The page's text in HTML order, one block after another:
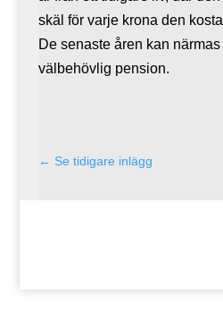
skäl för varje krona den
De senaste åren kan
välbehövlig pension.
← Se tidigare inlägg